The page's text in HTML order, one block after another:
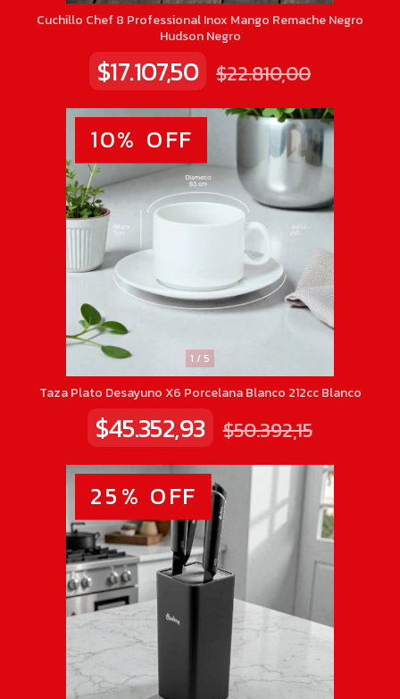
Cuchillo Chef 8 Professional Inox Mango Remache Negro
Hudson Negro
$17.107,50 $22.810,00
1 / 5
10% OFF
Taza Plato Desayuno X6 Porcelana Blanco 212cc Blanco
$45.352,93 $50.392,15
25% OFF